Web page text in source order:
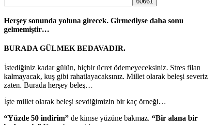
Herşey sonunda yoluna girecek. Girmediyse daha sonu
gelmemiştir…
BURADA GÜLMEK BEDAVADIR.
İstediğiniz kadar gülün, hiçbir ücret ödemeyeceksiniz. Stres filan
kalmayacak, kuş gibi rahatlayacaksınız. Millet olarak beleşi severiz
zaten. Burada herşey beleş…
İşte millet olarak beleşi sevdiğimizin bir kaç örneği…
“Yüzde 50 indirim” de kimse yüzüne bakmaz. “Bir alana bir